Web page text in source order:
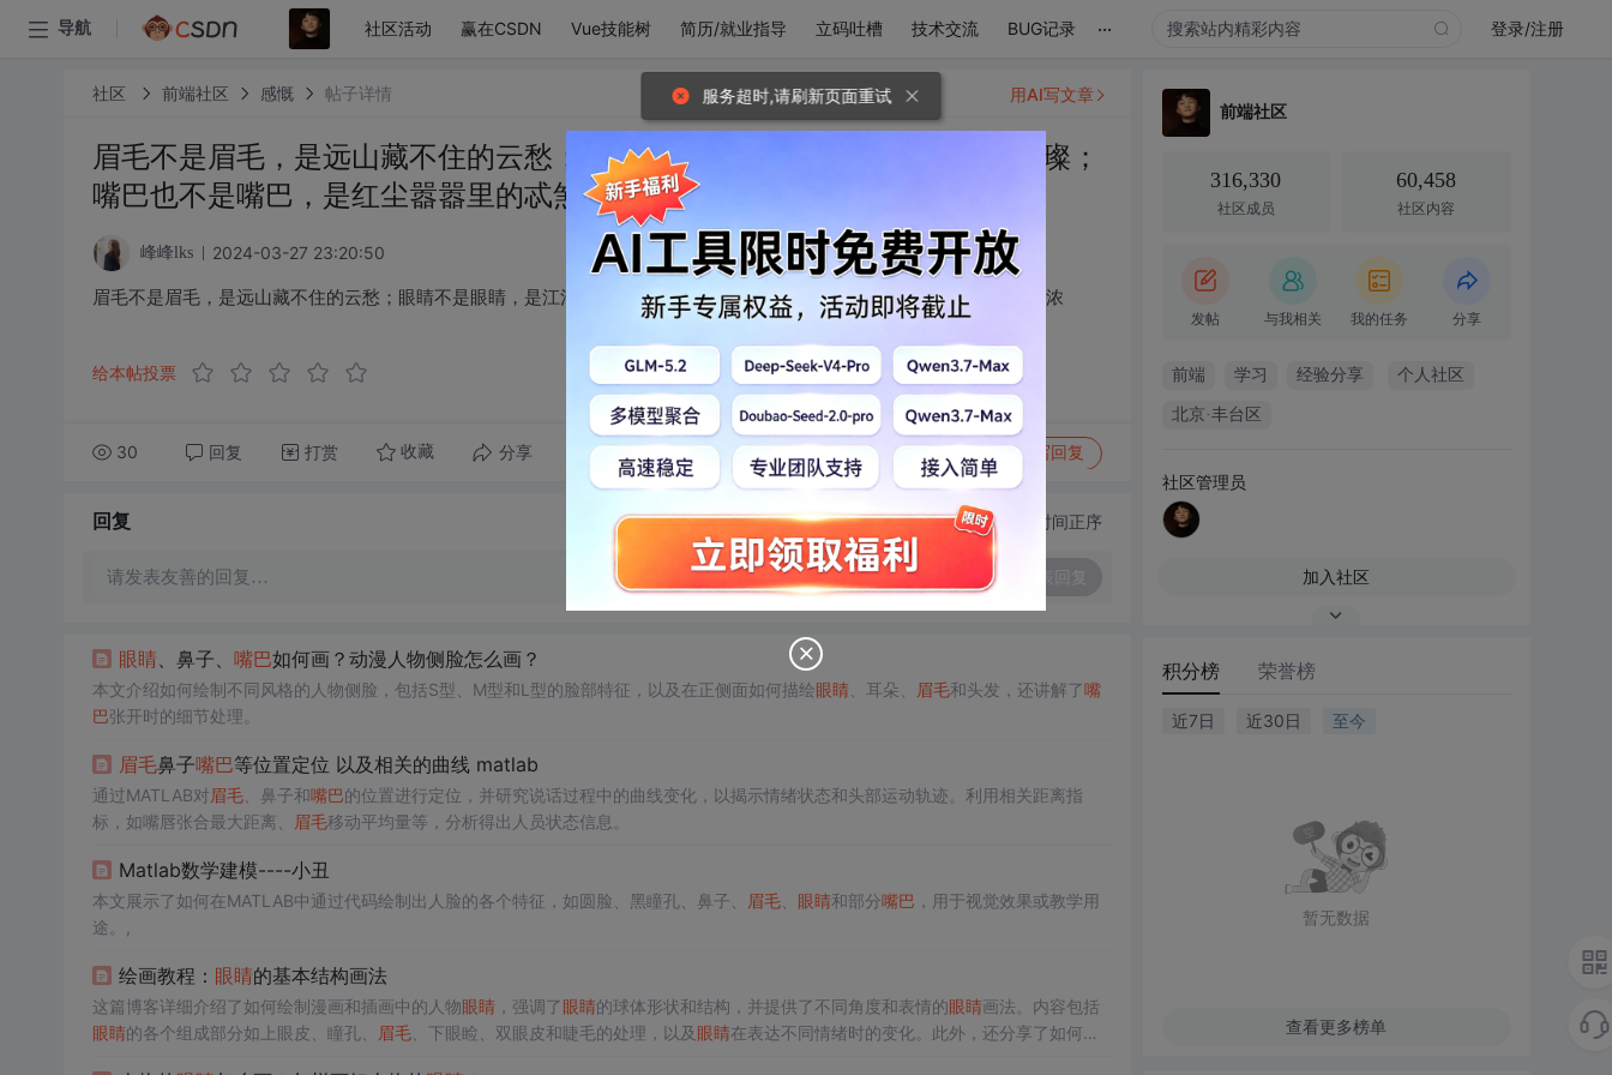
导航 社区活动 赢在CSDN Vue技能树 简历/就业指导 立码吐槽 技术交流 BUG记录 ... 登录/注册
社区 前端社区 感慨 帖子详情
眉毛不是眉毛，是远山藏不住的云愁；眼睛不是眼睛，是江河奔腾汇聚的璀璨；
嘴巴也不是嘴巴，是红尘嚣嚣里的忒煞情浓
峰峰lks 2024-03-27 23:20:50
眉毛不是眉毛，是远山藏不住的云愁；眼睛不是眼睛，是江河奔腾汇聚的璀璨；嘴巴也不是嘴巴，是红尘嚣嚣里的忒煞情浓
给本帖投票
30 回复 打赏 收藏 分享 转发到动态 举报 写回复
用AI写文章
回复 切换为时间正序
请发表友善的回复…
眼睛、鼻子、 嘴巴如何画？动漫人物侧脸怎么画？
本文介绍如何绘制不同风格的人物侧脸，包括S型、M型和L型的脸部特征，以及在正侧面如何描绘眼睛、耳朵、 眉毛和头发，还讲解了嘴
巴张开时的细节处理。
眉毛鼻子嘴巴等位置定位 以及相关的曲线 matlab
通过MATLAB对眉毛、鼻子和嘴巴的位置进行定位，并研究说话过程中的曲线变化，以揭示情绪状态和头部运动轨迹。利用相关距离指
标，如嘴唇张合最大距离、
眉毛移动平均量等，分析得出人员状态信息。
Matlab数学建模----小丑
本文展示了如何在MATLAB中通过代码绘制出人脸的各个特征，如圆脸、黑瞳孔、鼻子、 眉毛、 眼睛和部分嘴巴 ，用于视觉效果或教学用
途。,
绘画教程： 眼睛的基本结构画法
这篇博客详细介绍了如何绘制漫画和插画中的人物眼睛，强调了眼睛的球体形状和结构，并提供了不同角度和表情的眼睛画法。内容包括
眼睛的各个组成部分如上眼皮、瞳孔、 眉毛、下眼睑、双眼皮和睫毛的处理，以及 眼睛在表达不同情绪时的变化。此外，还分享了如何通
前端社区
316,330
社区成员
60,458
社区内容
发帖 与我相关 我的任务 分享
前端 学习 经验分享 个人社区
北京·丰台区
社区管理员
加入社区
积分榜 荣誉榜
近7日 近30日 至今
暂无数据
查看更多榜单
服务超时,请刷新页面重试